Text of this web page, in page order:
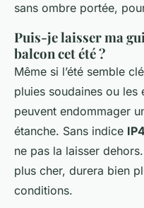
sans ombre portée,
Puis-je laisser ma
balcon cet été ?
Même si l’été semble
pluies soudaines ou les
peuvent endommager
étanche. Sans indice
ne pas la laisser
plus cher, durera bien
conditions.